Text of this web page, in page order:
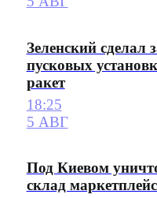
Зеленский сделал
пусковых
ракет
18:25
5 АВГ
Под Киевом
склад